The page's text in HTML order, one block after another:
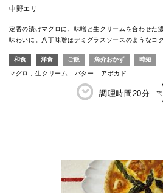
中野エリ
定番の漬けマグロに、味噌と生クリームを合わせた
味わいに。八丁味噌はデミグラスソースのようなコ
和食 洋食 ご飯 魚介おかず 時短
マグロ 生クリーム バター アボカド
調理時間 20分